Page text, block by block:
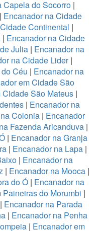
Capela do Socorro |
| Encanador na Cidade
Continental |
| Encanador na Cidade
Julia | Encanador na
na Cidade Lider|
Céu | Encanador na
em Cidade São
São Mateus |
| Encanador na
Colonia | Encanador
Fazenda Aricanduva|
| Encanador na Granja
| Encanador na Lapa|
| Encanador na
| Encanador na Mooca |
do Ó| Encanador na
Paineiras do Morumbi |
Encanador na Parada
| Encanador na Penha
| Encanador em